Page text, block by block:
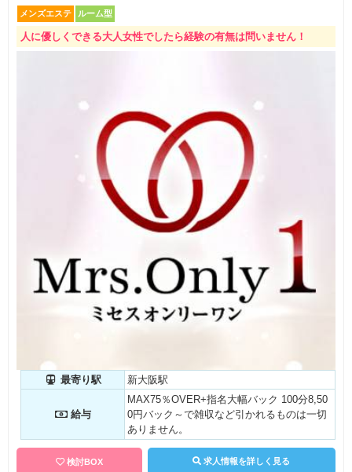
メンズエステ ルーム型
人に優しくできる大人女性でしたら経験の有無は問いません！
最寄り駅 新大阪駅
給与
MAX75％OVER+指名大幅バック 100分8,50
0円バック～で雑収など引かれるものは一切
ありません。
検討BOX 求人情報を詳しく見る